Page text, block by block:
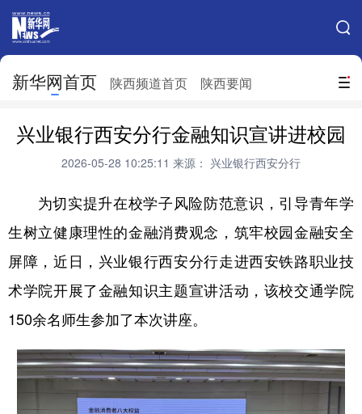
搜索
新华网首页 陕西频道首页 陕西要闻
网站地图
北京 天津 河北 山西
浙江 安徽 福建 江西
广东 广西 海南 重庆
四川 贵州
陕西 甘肃 青海 宁夏
内蒙古 黑龙江
兴业银行西安分行金融知识宣讲进校园
2026-05-28 10:25:11 来源： 兴业银行西安分行
为切实提升在校学子风险防范意识，引导青年学
生树立健康理性的金融消费观念，筑牢校园金融安全
屏障，近日，兴业银行西安分行走进西安铁路职业技
术学院开展了金融知识主题宣讲活动，该校交通学院
150余名师生参加了本次讲座。